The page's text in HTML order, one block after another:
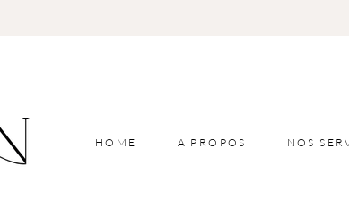
HOME A PROPOS NOS